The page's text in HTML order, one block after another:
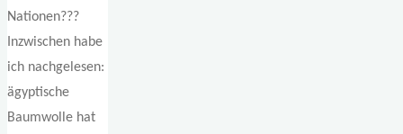
Nationen???
Inzwischen habe
ich nachgelesen:
ägyptische
Baumwolle hat